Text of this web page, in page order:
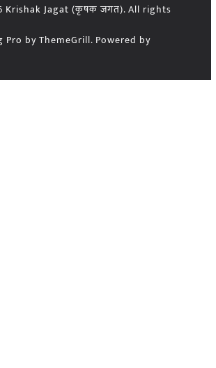
Krishak Jagat (कृषक जगत). All rights
Pro by ThemeGrill. Powered by